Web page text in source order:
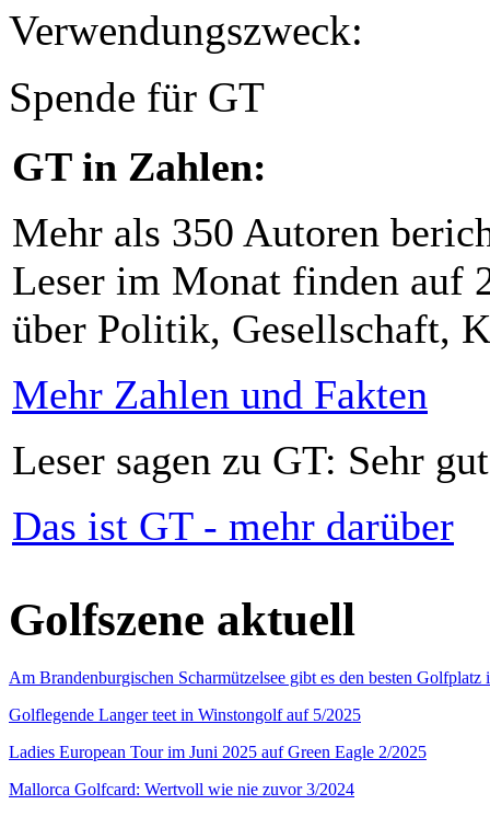
Verwendungszweck:
Spende für GT
GT in Zahlen:
Mehr als 350 Autoren
Leser im Monat finden auf
über Politik, Gesellschaft,
Mehr Zahlen und Fakten
Leser sagen zu GT: Sehr
Das ist GT - mehr darüber
Golfszene aktuell
Am Brandenburgischen Scharmützelsee gibt es den besten
Golflegende Langer teet in Winstongolf auf 5/2025
Ladies European Tour im Juni 2025 auf Green Eagle 2/2025
Mallorca Golfcard: Wertvoll wie nie zuvor 3/2024